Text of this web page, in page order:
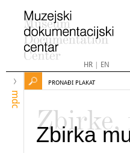
HR| EN
mdc
PRONAĐI PLAKAT
Zbirke,
Zbirka